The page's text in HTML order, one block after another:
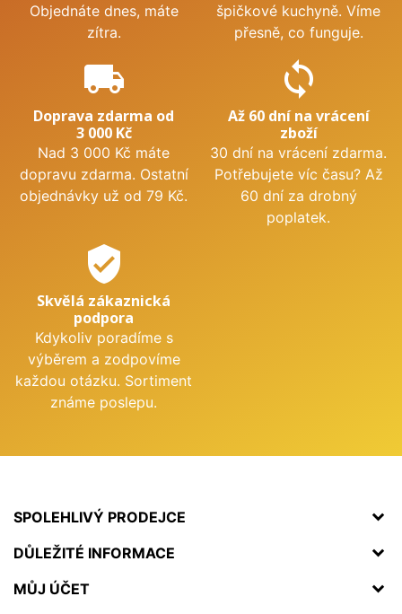
Objednáte dnes, máte
zítra.
špičkové kuchyně. Víme
přesně, co funguje.
local_shipping
Doprava zdarma od
3 000 Kč
Nad 3 000 Kč máte
dopravu zdarma. Ostatní
objednávky už od 79 Kč.
sync
Až 60 dní na vrácení
zboží
30 dní na vrácení zdarma.
Potřebujete víc času? Až
60 dní za drobný
poplatek.
verified_user
Skvělá zákaznická
podpora
Kdykoliv poradíme s
výběrem a zodpovíme
každou otázku. Sortiment
známe poslepu.
SPOLEHLIVÝ PRODEJCE
DŮLEŽITÉ INFORMACE
MŮJ ÚČET